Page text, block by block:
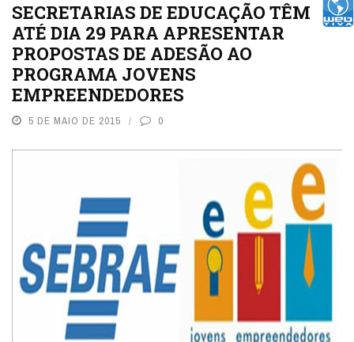
SECRETARIAS DE EDUCAÇÃO TÊM
ATÉ DIA 29 PARA APRESENTAR
PROPOSTAS DE ADESÃO AO
PROGRAMA JOVENS
EMPREENDEDORES
5 DE MAIO DE 2015 0